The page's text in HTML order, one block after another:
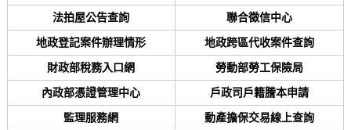
法拍屋公告查詢
聯合徵信中心
地政登記案件辦理情形
地政跨區代收案件查詢
財政部稅務入口網
勞動部勞工保險局
內政部憑證管理中心
戶政司戶籍謄本申請
監理服務網
動產擔保交易線上查詢